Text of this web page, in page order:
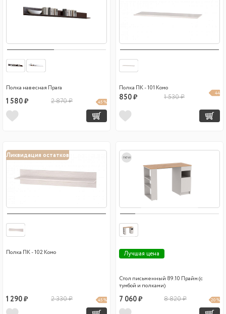
Полка навесная Прага
1 580 ₽ 2 870 ₽ 45 %
Полка ПК - 101 Комо
850 ₽ 1 530 ₽
44
Ликвидация остатков
Полка ПК - 102 Комо
1 290 ₽ 2 330 ₽ 45 %
new
Лучшая цена
Стол письменный 89.10 Прайм (с
тумбой и полками)
7 060 ₽ 8 820 ₽ 20 %